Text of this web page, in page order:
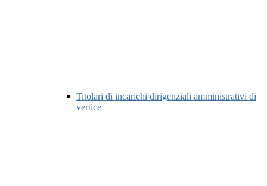
Titolari di incarichi dirigenziali amministrativi di
vertice